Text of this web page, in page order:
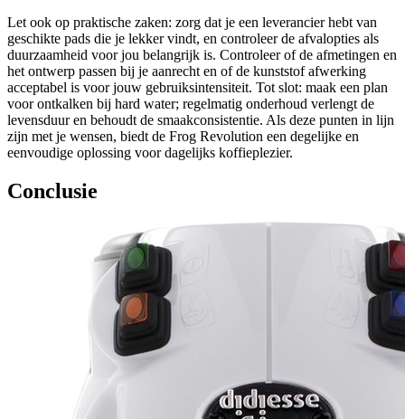
Let ook op praktische zaken: zorg dat je een leverancier hebt van
geschikte pads die je lekker vindt, en controleer de afvalopties als
duurzaamheid voor jou belangrijk is. Controleer of de afmetingen en
het ontwerp passen bij je aanrecht en of de kunststof afwerking
acceptabel is voor jouw gebruiksintensiteit. Tot slot: maak een plan
voor ontkalken bij hard water; regelmatig onderhoud verlengt de
levensduur en behoudt de smaakconsistentie. Als deze punten in lijn
zijn met je wensen, biedt de Frog Revolution een degelijke en
eenvoudige oplossing voor dagelijks koffieplezier.
Conclusie